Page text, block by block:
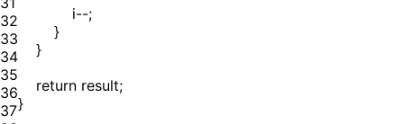
32
33
34
35
36
37
i--;
}
}
return result;
}